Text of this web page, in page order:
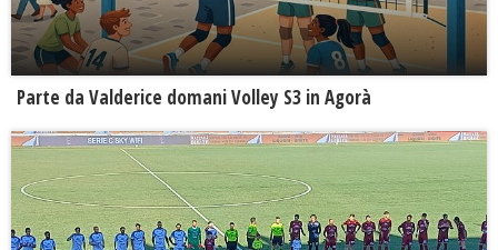
Parte da Valderice domani Volley S3 in Agorà